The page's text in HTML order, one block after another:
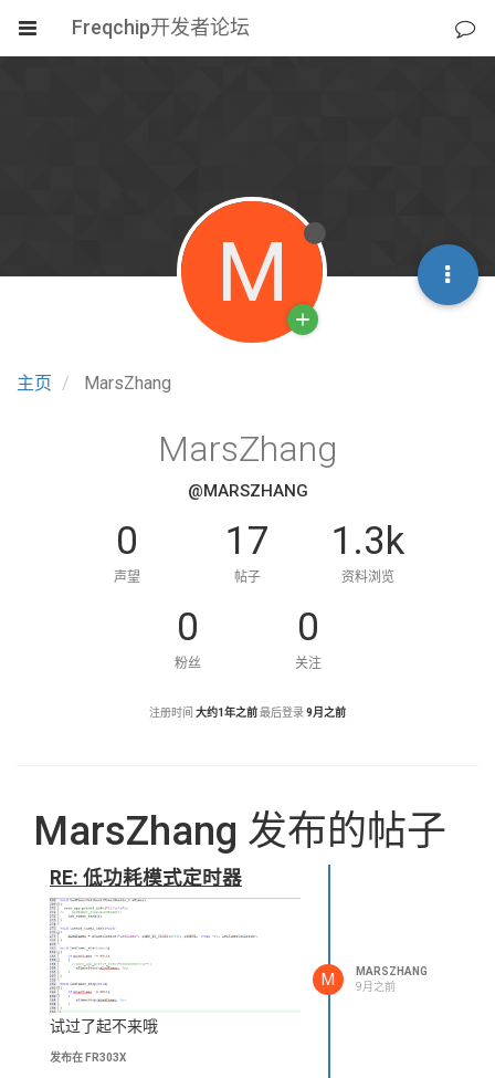
Freqchip开发者论坛
主页 MarsZhang
M
MarsZhang
@MARSZHANG
0
声望
17
帖子
1.3k
资料浏览
0
粉丝
0
关注
注册时间 大约1年之前最后登录9月之前
MarsZhang 发布的帖子
RE: 低功耗模式定时器
试过了起不来哦
发布在 FR303X
M
MARSZHANG
9月之前